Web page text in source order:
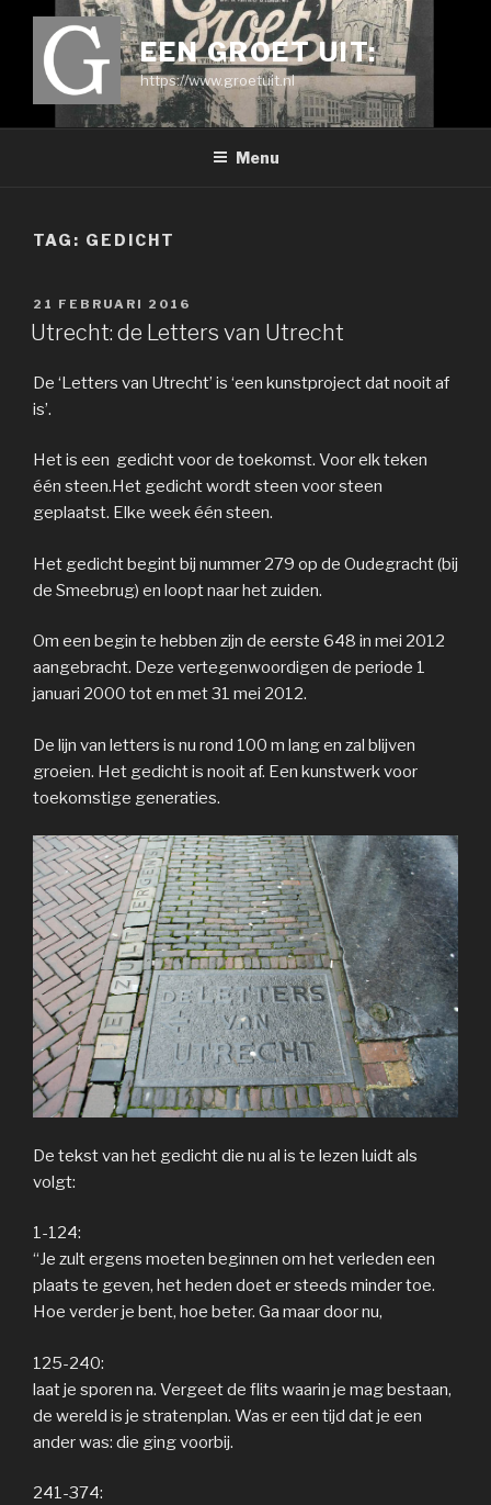
EEN GROET UIT:
https://www.groetuit.nl
Menu
TAG: GEDICHT
GEPLAATST
OP
21 FEBRUARI 2016
Utrecht: de Letters van Utrecht
De ‘Letters van Utrecht’ is ‘een kunstproject dat nooit af
is’.
Het is een gedicht voor de toekomst. Voor elk teken
één steen.Het gedicht wordt steen voor steen
geplaatst. Elke week één steen.
Het gedicht begint bij nummer 279 op de Oudegracht (bij
de Smeebrug) en loopt naar het zuiden.
Om een begin te hebben zijn de eerste 648 in mei 2012
aangebracht. Deze vertegenwoordigen de periode 1
januari 2000 tot en met 31 mei 2012.
De lijn van letters is nu rond 100 m lang en zal blijven
groeien. Het gedicht is nooit af. Een kunstwerk voor
toekomstige generaties.
De tekst van het gedicht die nu al is te lezen luidt als
volgt:
1-124:
“Je zult ergens moeten beginnen om het verleden een
plaats te geven, het heden doet er steeds minder toe.
Hoe verder je bent, hoe beter. Ga maar door nu,
125-240:
laat je sporen na. Vergeet de flits waarin je mag bestaan,
de wereld is je stratenplan. Was er een tijd dat je een
ander was: die ging voorbij.
241-374: